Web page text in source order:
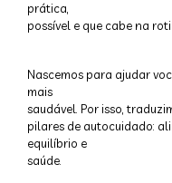
prática,
possível e que cabe na
Nascemos para ajudar
mais
saudável. Por isso,
pilares de autocuidado:
equilíbrio e
saúde.